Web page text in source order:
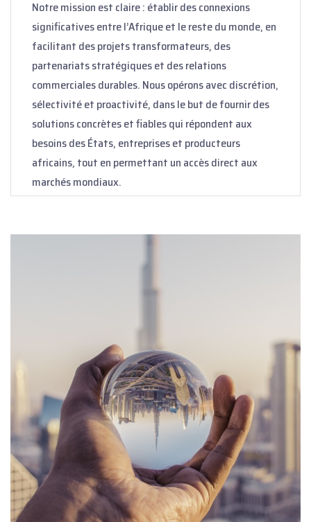
Notre mission est claire : établir des connexions
significatives entre l’Afrique et le reste du monde, en
facilitant des projets transformateurs, des
partenariats stratégiques et des relations
commerciales durables. Nous opérons avec discrétion,
sélectivité et proactivité, dans le but de fournir des
solutions concrètes et fiables qui répondent aux
besoins des États, entreprises et producteurs
africains, tout en permettant un accès direct aux
marchés mondiaux.